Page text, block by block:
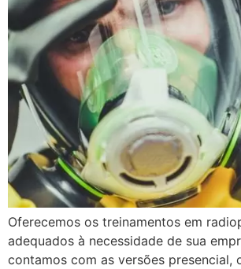
Oferecemos os treinamentos em
adequados à necessidade de sua
contamos com as versões presencial,